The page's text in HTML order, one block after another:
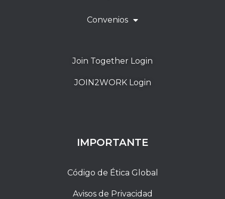
Convenios
Join Together Login
JOIN2WORK Login
IMPORTANTE
Código de Ética Global
Avisos de Privacidad